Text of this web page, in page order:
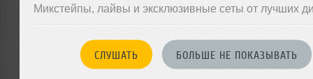
Микстейпы, лайвы и эксклюзивные сеты от лучших
СЛУШАТЬ БОЛЬШЕ НЕ ПОКАЗЫВАТЬ
РЕЙТИНГ